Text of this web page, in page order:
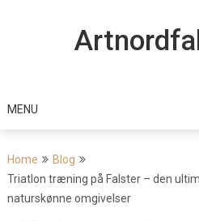
MENU
Home
Blog
Triatlon træning på Falster – den
naturskønne omgivelser